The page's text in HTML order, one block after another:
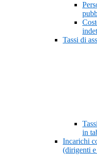
Tassi di
in
Incarichi
(dirigenti